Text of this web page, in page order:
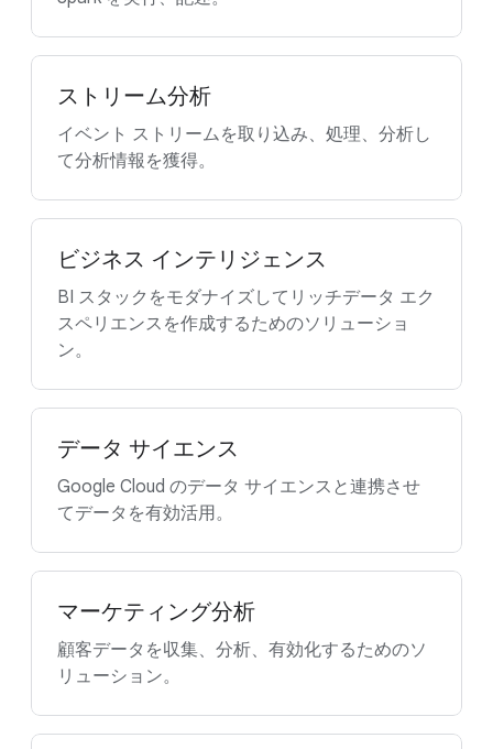
ストリーム分析
イベント ストリームを取り込み、処理、分析し
て分析情報を獲得。
ビジネス インテリジェンス
BI スタックをモダナイズしてリッチデータ エク
スペリエンスを作成するためのソリューショ
ン。
データ サイエンス
Google Cloud のデータ サイエンスと連携させ
てデータを有効活用。
マーケティング分析
顧客データを収集、分析、有効化するためのソ
リューション。